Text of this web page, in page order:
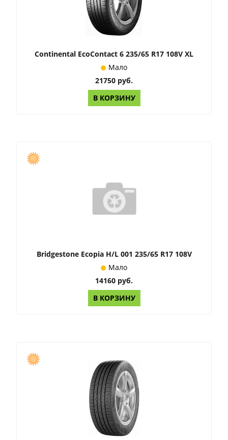
Continental EcoContact 6 235/65 R17 108V XL
Мало
21750 руб.
В КОРЗИНУ
Bridgestone Ecopia H/L 001 235/65 R17 108V
Мало
14160 руб.
В КОРЗИНУ